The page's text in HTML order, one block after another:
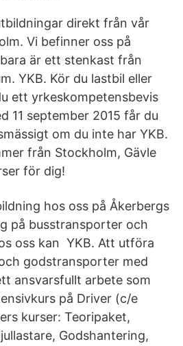
direkt från vår
Vi befinner oss på
är ett stenkast från
YKB. Kör du lastbil eller
ett yrkeskompetensbevis
11 september 2015 får du
om du inte har YKB.
från Stockholm, Gävle
för dig!
hos oss på Åkerbergs
på busstransporter och
oss kan YKB. Att utföra
godstransporter med
ansvarsfullt arbete som
på Driver (c/e
kurser: Teoripaket,
Godshantering,